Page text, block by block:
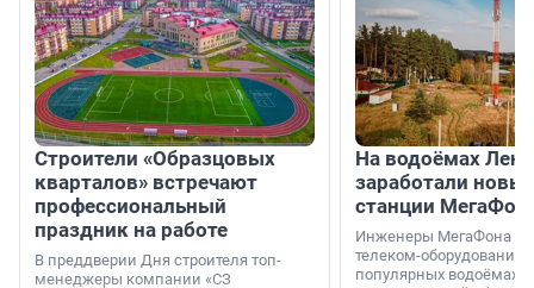
Строители «Образцовых
кварталов» встречают
профессиональный
праздник на работе
В преддверии Дня строителя топ-
менеджеры компании «СЗ
На водоёмах
заработали
станции
Инженеры МегаФона
телеком-оборудование
популярных водоёмах